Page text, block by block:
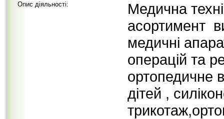
Опис діяльності:
Медична
асортимент
медичні
операцій та
ортопедичне
дітей ,